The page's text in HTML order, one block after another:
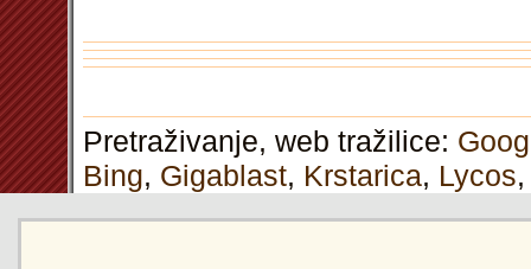
Pretraživanje, web tražilice:
Bing, Gigablast, Krstarica, Lycos